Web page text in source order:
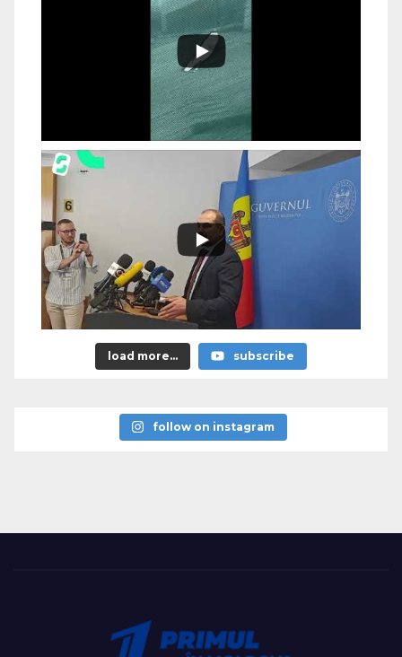
load more... subscribe
follow on instagram